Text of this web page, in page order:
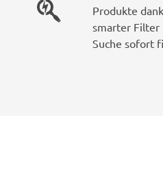
Produkte dank
smarter Filter
Suche sofort